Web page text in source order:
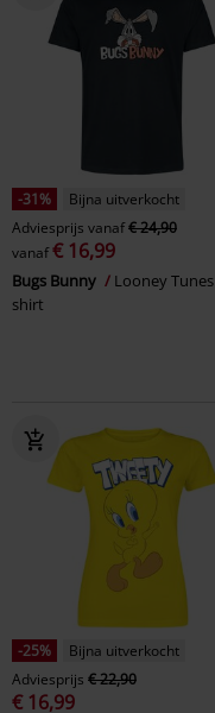
-31%
Bijna uitverkocht
Adviesprijs vanaf€ 24,90
vanaf€ 16,99
Bugs Bunny Looney Tunes
shirt
-25%
Bijna uitverkocht
Adviesprijs € 22,90
€ 16,99